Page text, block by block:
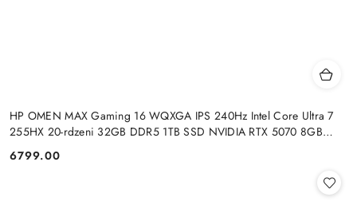
HP OMEN MAX Gaming 16 WQXGA IPS 240Hz Intel Core Ultra 7
255HX 20-rdzeni 32GB DDR5 1TB SSD NVIDIA RTX 5070 8GB
Cena:
6799.00